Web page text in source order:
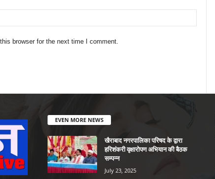
browser for the next time I comment.
EVEN MORE NEWS
खैराबाद नगरपालिका परिषद के द्वारा
हरिशंकरी वृक्षारोपण अभियान की बैठक
सम्पन्न
July 23, 2025